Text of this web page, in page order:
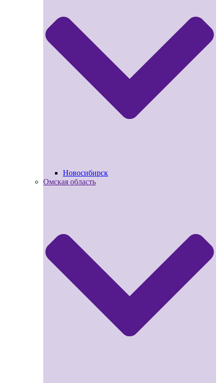
Новосибирск
Омская область